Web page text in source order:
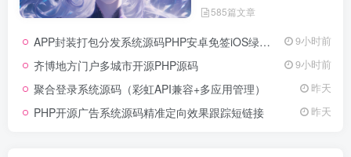
灵感，亦或是查询专业数据辅助
源定期更新、分类清晰、下载便
务，快来探索发现所需资源！
585篇文章
APP封装打包分发系统源码PHP安卓免签iOS绿标工具 9小时前
齐博地方门户多城市开源PHP源码 9小时前
聚合登录系统源码（彩虹API兼容+多应用管理） 昨天
PHP开源广告系统源码精准定向效果跟踪短链接 昨天